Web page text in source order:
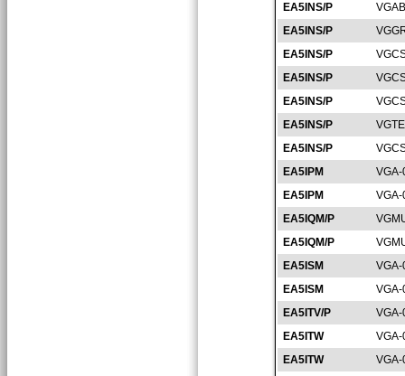
EA5INS/P
EA5INS/P
EA5INS/P
EA5INS/P
EA5INS/P
EA5INS/P
EA5INS/P
EA5IPM
EA5IPM
EA5IQM/P
EA5IQM/P
EA5ISM
EA5ISM
EA5ITV/P
EA5ITW
EA5ITW